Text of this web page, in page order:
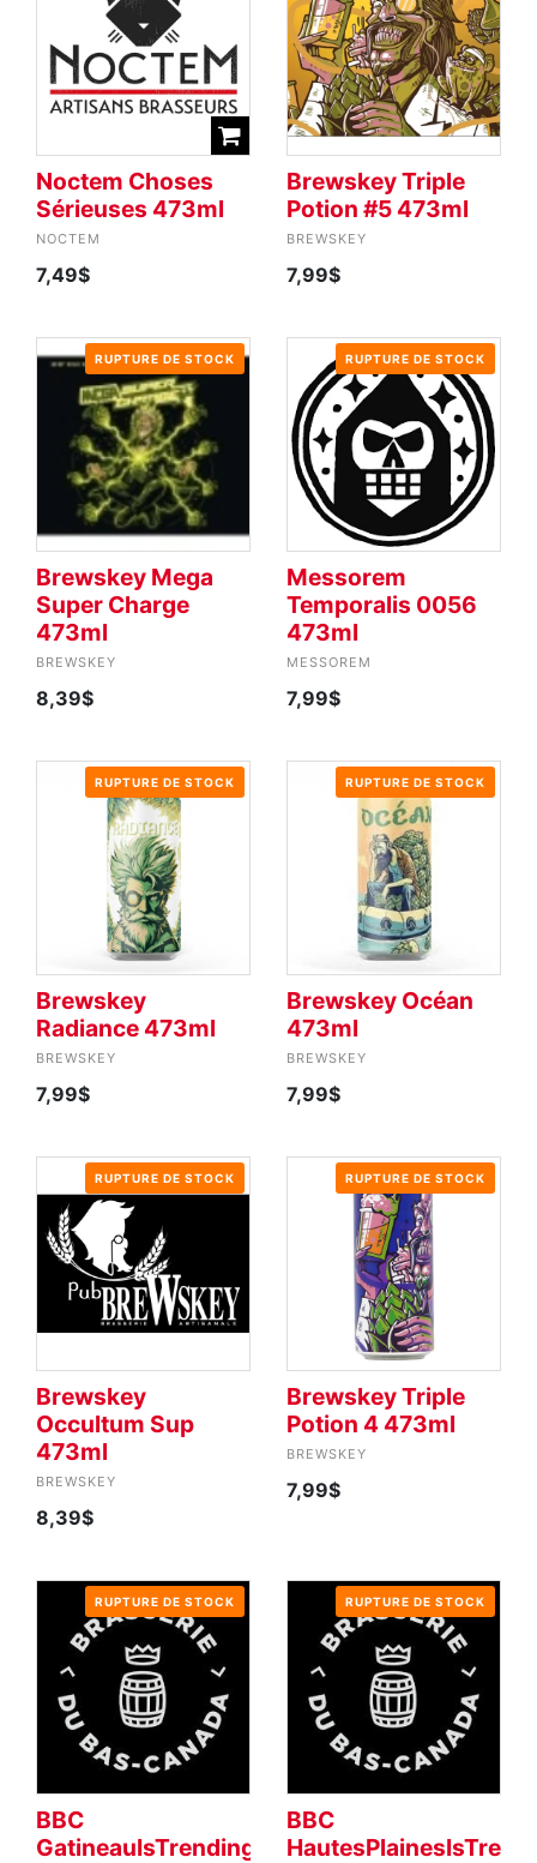
Noctem Choses
Sérieuses 473ml
NOCTEM
7,49$
Brewskey Triple
Potion #5 473ml
BREWSKEY
7,99$
RUPTURE DE STOCK
Brewskey Mega
Super Charge
473ml
BREWSKEY
8,39$
RUPTURE DE STOCK
Messorem
Temporalis 0056
473ml
MESSOREM
7,99$
RUPTURE DE STOCK
Brewskey
Radiance 473ml
BREWSKEY
7,99$
RUPTURE DE STOCK
Brewskey Océan
473ml
BREWSKEY
7,99$
RUPTURE DE STOCK
Brewskey
Occultum Sup
473ml
BREWSKEY
8,39$
RUPTURE DE STOCK
Brewskey Triple
Potion 4 473ml
BREWSKEY
7,99$
RUPTURE DE STOCK
BBC
GatineauIsTrending
RUPTURE DE STOCK
BBC